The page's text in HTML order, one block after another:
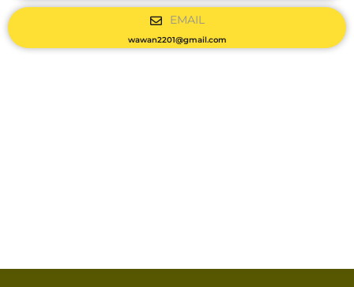
EMAIL
wawan2201@gmail.com